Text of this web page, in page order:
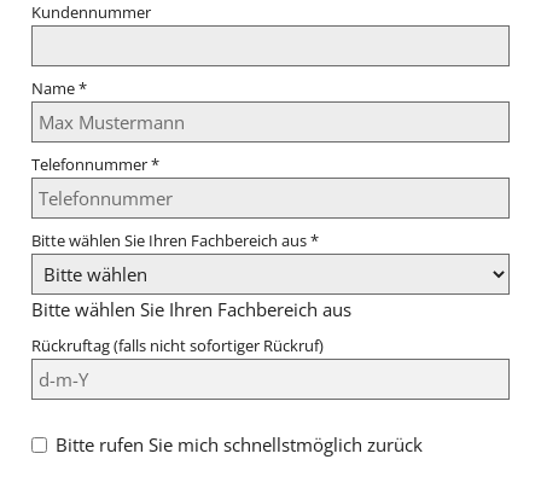
Kundennummer
Name*
Telefonnummer*
Bitte wählen Sie Ihren Fachbereich aus*
Bitte wählen Sie Ihren Fachbereich aus
Rückruftag (falls nicht sofortiger Rückruf)
Bitte rufen Sie mich schnellstmöglich zurück